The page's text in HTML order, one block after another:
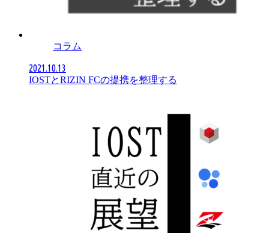
コラム
2021.10.13
IOSTとRIZIN FCの提携を整理する